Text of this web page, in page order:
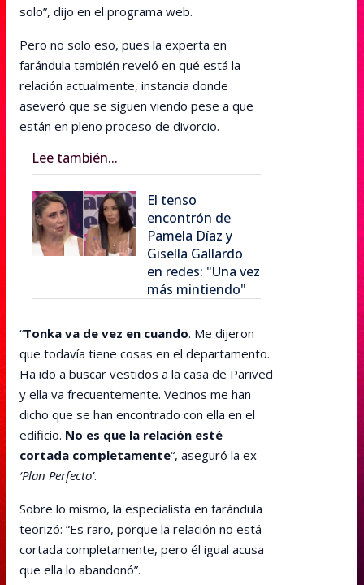
solo”, dijo en el programa web.
Pero no solo eso, pues la experta en
farándula también reveló en qué está la
relación actualmente, instancia donde
aseveró que se siguen viendo pese a que
están en pleno proceso de divorcio.
Lee también...
El tenso
encontrón de
Pamela Díaz y
Gisella Gallardo
en redes: "Una vez
más mintiendo"
“Tonka va de vez en cuando. Me dijeron
que todavía tiene cosas en el departamento.
Ha ido a buscar vestidos a la casa de Parived
y ella va frecuentemente. Vecinos me han
dicho que se han encontrado con ella en el
edificio. No es que la relación esté
cortada completamente“, aseguró la ex
‘Plan Perfecto’.
Sobre lo mismo, la especialista en farándula
teorizó: “Es raro, porque la relación no está
cortada completamente, pero él igual acusa
que ella lo abandonó”.